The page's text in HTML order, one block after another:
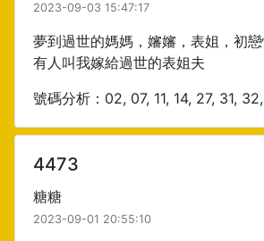
2023-09-03 15:47:17
夢到過世的媽媽，嬸嬸，表姐，初
有人叫我嫁給過世的表姐夫
號碼分析：02, 07, 11, 14, 27, 31,
4473
糖糖
2023-09-01 20:55:10